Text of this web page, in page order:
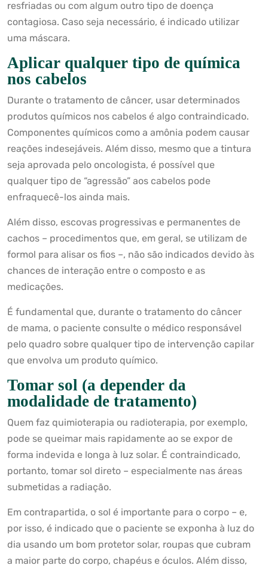
resfriadas ou com algum outro tipo de doença
contagiosa. Caso seja necessário, é indicado utilizar
uma máscara.
Aplicar qualquer tipo de química
nos cabelos
Durante o tratamento de câncer, usar determinados
produtos químicos nos cabelos é algo contraindicado.
Componentes químicos como a amônia podem causar
reações indesejáveis. Além disso, mesmo que a tintura
seja aprovada pelo oncologista, é possível que
qualquer tipo de “agressão” aos cabelos pode
enfraquecê-los ainda mais.
Além disso, escovas progressivas e permanentes de
cachos – procedimentos que, em geral, se utilizam de
formol para alisar os fios –, não são indicados devido às
chances de interação entre o composto e as
medicações.
É fundamental que, durante o tratamento do câncer
de mama, o paciente consulte o médico responsável
pelo quadro sobre qualquer tipo de intervenção capilar
que envolva um produto químico.
Tomar sol (a depender da
modalidade de tratamento)
Quem faz quimioterapia ou radioterapia, por exemplo,
pode se queimar mais rapidamente ao se expor de
forma indevida e longa à luz solar. É contraindicado,
portanto, tomar sol direto – especialmente nas áreas
submetidas a radiação.
Em contrapartida, o sol é importante para o corpo – e,
por isso, é indicado que o paciente se exponha à luz do
dia usando um bom protetor solar, roupas que cubram
a maior parte do corpo, chapéus e óculos. Além disso,